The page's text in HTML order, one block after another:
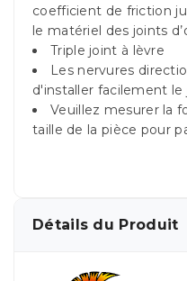
coefficient de friction
le matériel des joints
Triple joint à lèvre
Les nervures
d'installer facilement le
Veuillez mesurer la
taille de la pièce pour
Détails du Produit